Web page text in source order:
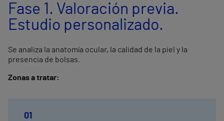
Fase 1. Valoración previa.
Estudio personalizado.
Se analiza la anatomía ocular, la calidad de la piel y la
presencia de bolsas.
Zonas a tratar:
01